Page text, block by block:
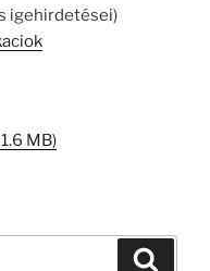
igehirdetései)
MB)